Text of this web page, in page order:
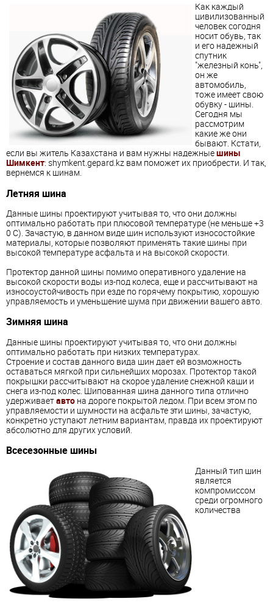
Как каждый
цивилизованный
человек согодня
носит обувь, так
и его надежный
спутник
"железный конь",
он же
автомобиль,
тоже имеет свою
обувку - шины.
Сегодня мы
рассмотрим
какие же они
бывают. Кстати,
если вы житель Казахстана и вам нужны надежныешины
Шимкент: shymkent.gepard.kz вам поможет их приобрести. И так,
вернемся к шинам.
Летняя шина
Данные шины проектируют учитывая то, что они должны
оптимально работать при плюсовой температуре (не меньше +3
0 С). Зачастую, в данном виде шин используют износостойкие
материалы, которые позволяют применять такие шины при
высокой температуре асфальта и на высокой скорости.
Протектор данной шины помимо оперативного удаление на
высокой скорости воды из-под колеса, еще и рассчитывают на
износоустойчивость при езде по горячему покрытию, хорошую
управляемость и уменьшение шума при движении вашего авто.
Зимняя шина
Данные шины проектируют учитывая то, что они должны
оптимально работать при низких температурах.
Строение и состав данного вида шин дает ей возможность
оставаться мягкой при сильнейших морозах. Протектор такой
покрышки рассчитывают на скорое удаление снежной каши и
снега из-под колес. Шипованная шина данного типа отлично
удерживаетавто на дороге покрытой ледом. При всем этом по
управляемости и шумности на асфальте эти шины, зачастую,
конкретно уступают летним вариантам, правда их проектируют
абсолютно для других условий.
Всесезонные шины
Данный тип шин
является
компромиссом
среди огромного
количества